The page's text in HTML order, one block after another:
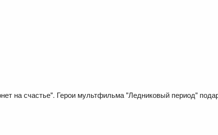
на счастье". Герои мультфильма "Ледниковый период"